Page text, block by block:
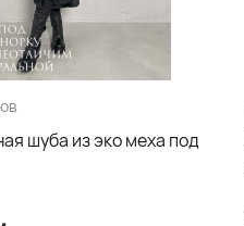
шуба из эко меха под